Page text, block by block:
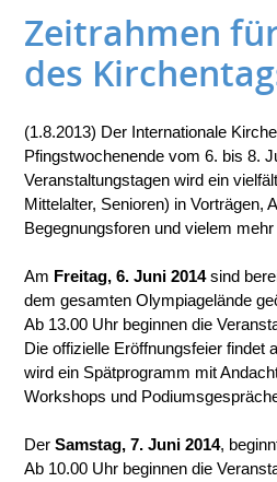
Zeitrahmen
des
(1.8.2013) Der Internationale
Pfingstwochenende vom 6. bis 8.
Veranstaltungstagen wird ein
Mittelalter, Senioren) in Vorträgen,
Begegnungsforen und vielem mehr
Am Freitag, 6. Juni 2014sind
dem gesamten Olympiagelände
Ab 13.00 Uhr beginnen die
Die offizielle Eröffnungsfeier findet
wird ein Spätprogramm mit
Workshops und
Der Samstag, 7. Juni 2014,
Ab 10.00 Uhr beginnen die